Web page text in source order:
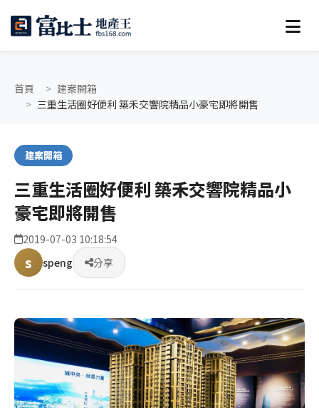
首頁
建案開箱
三重生活圈好便利 築禾交響院精品小豪宅即將開售
建案開箱
三重生活圈好便利 築禾交響院精品小
豪宅即將開售
2019-07-03 10:18:54
s speng 分享